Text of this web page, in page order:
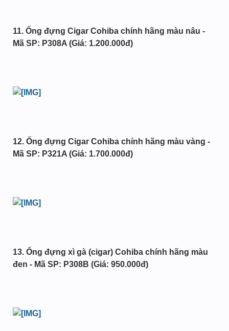
11. Ống đựng Cigar Cohiba chính hãng màu nâu -
Mã SP: P308A (Giá: 1.200.000đ)
12. Ống đựng Cigar Cohiba chính hãng màu vàng -
Mã SP: P321A (Giá: 1.700.000đ)
13. Ống đựng xì gà (cigar) Cohiba chính hãng màu
đen - Mã SP: P308B (Giá: 950.000đ)